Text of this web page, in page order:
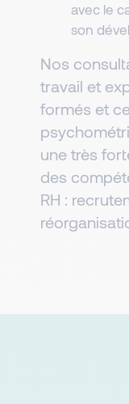
avec le
son
Nos
travail et
formés et
une très
des
RH :